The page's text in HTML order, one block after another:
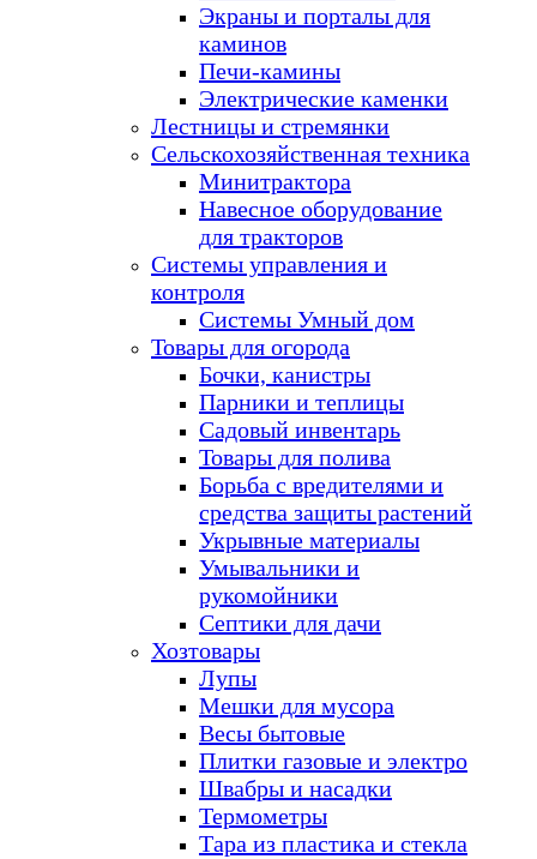
Экраны и порталы для
каминов
Печи-камины
Электрические каменки
Лестницы и стремянки
Сельскохозяйственная техника
Минитрактора
Навесное оборудование
для тракторов
Системы управления и
контроля
Системы Умный дом
Товары для огорода
Бочки, канистры
Парники и теплицы
Садовый инвентарь
Товары для полива
Борьба с вредителями и
средства защиты растений
Укрывные материалы
Умывальники и
рукомойники
Септики для дачи
Хозтовары
Лупы
Мешки для мусора
Весы бытовые
Плитки газовые и электро
Швабры и насадки
Термометры
Тара из пластика и стекла